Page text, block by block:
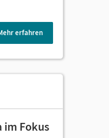
erfahren
im Fokus